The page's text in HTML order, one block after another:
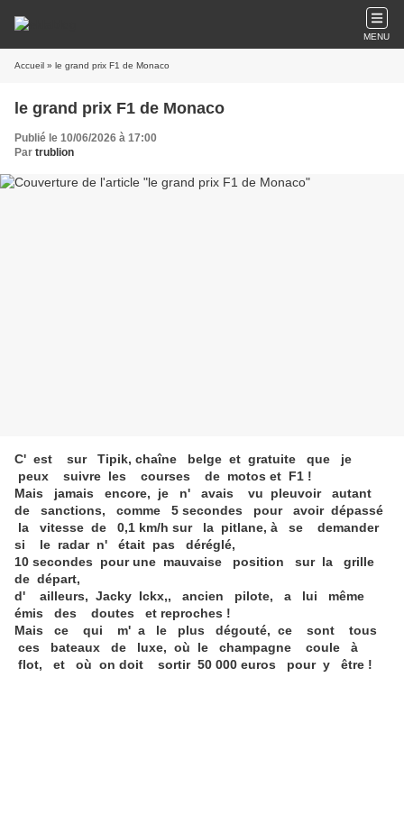
MENU
Accueil » le grand prix F1 de Monaco
le grand prix F1 de Monaco
Publié le 10/06/2026 à 17:00
Par trublion
C' est sur Tipik, chaîne belge et gratuite que je
peux suivre les courses de motos et F1 !
Mais jamais encore, je n' avais vu pleuvoir autant
de sanctions, comme 5 secondes pour avoir dépassé
la vitesse de 0,1 km/h sur la pitlane, à se demander
si le radar n' était pas déréglé,
10 secondes pour une mauvaise position sur la grille
de départ,
d' ailleurs, Jacky Ickx,, ancien pilote, a lui même
émis des doutes et reproches !
Mais ce qui m' a le plus dégouté, ce sont tous
ces bateaux de luxe, où le champagne coule à
flot, et où on doit sortir 50 000 euros pour y être !